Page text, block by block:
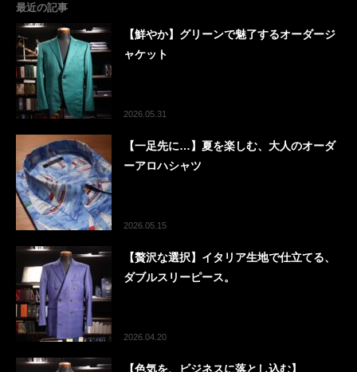
最近の記事
【鮮やか】グリーンで魅了するオーダージ
ャケット
2026.05.31
【一足先に…】夏を楽しむ、大人のオーダ
ーアロハシャツ
2026.05.15
【贅沢な選択】イタリア生地で仕立てる、
ダブルスリーピース。
2026.04.20
【色気を、ビジネスに落とし込む】